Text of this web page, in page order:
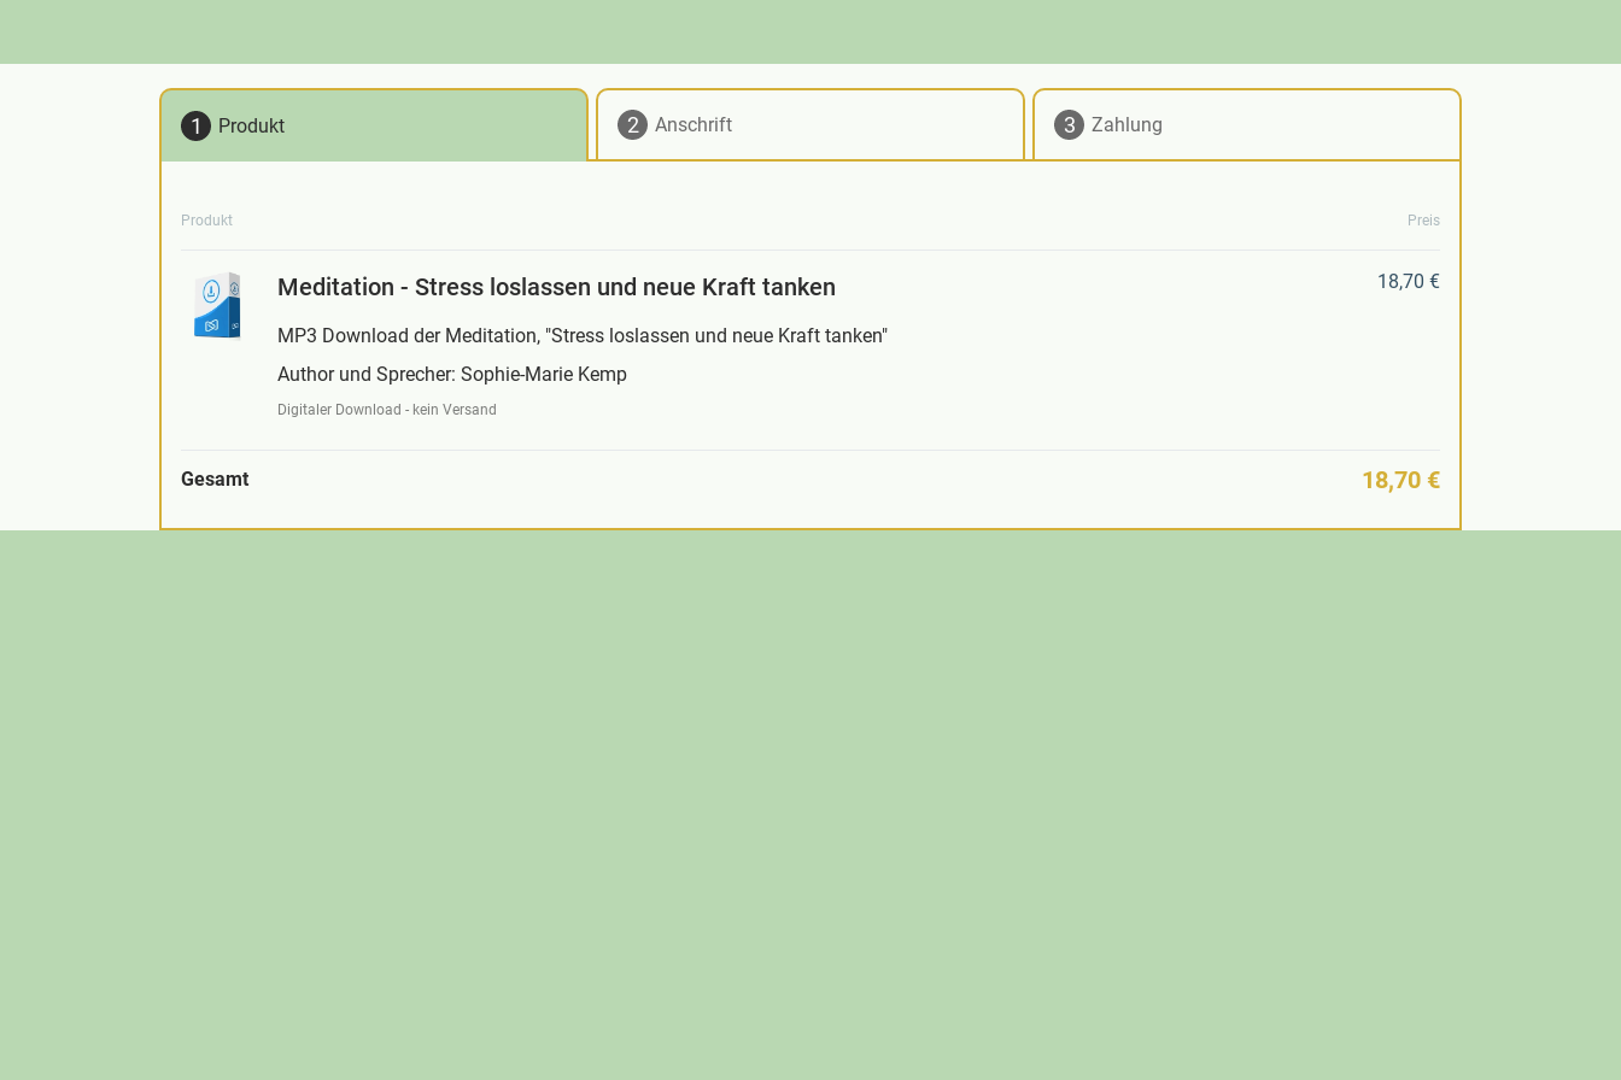
Produkt Anschrift Zahlung
Produkt Preis
Meditation - Stress loslassen und neue Kraft tanken
MP3 Download der Meditation, "Stress loslassen und neue Kraft tanken"
Author und Sprecher: Sophie-Marie Kemp
Digitaler Download - kein Versand
18,70 €
Gesamt 18,70 €